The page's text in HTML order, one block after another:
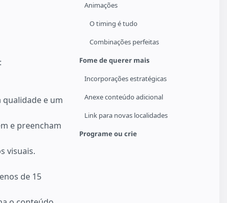
Animações
O timing é tudo
Combinações perfeitas
Fome de querer mais
Incorporações estratégicas
Anexe conteúdo adicional
Link para novas localidades
Programe ou crie
qualidade e um
e preencham
visuais.
de 15